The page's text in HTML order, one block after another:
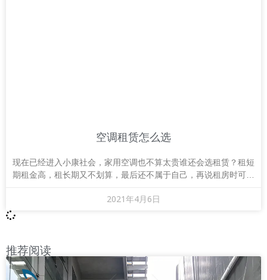
空调租赁怎么选
现在已经进入小康社会，家用空调也不算太贵谁还会选租赁？租短
期租金高，租长期又不划算，最后还不属于自己，再说租房时可以
了。所以，家用空调，建议直接购买。
2021年4月6日
推荐阅读